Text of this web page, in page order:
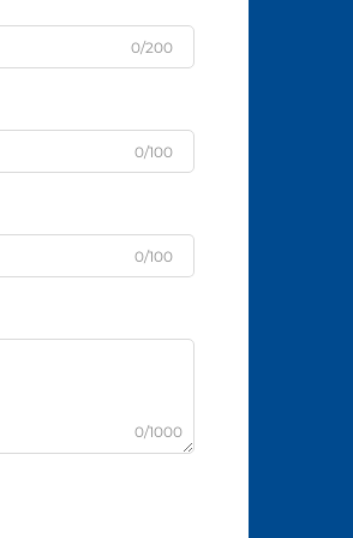
0/200
0/100
0/100
0/1000